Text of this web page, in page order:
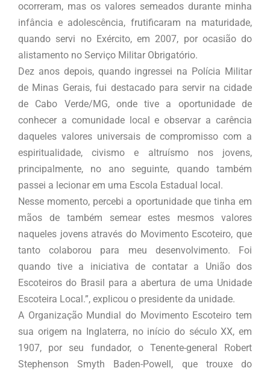
ocorreram, mas os valores semeados durante minha
infância e adolescência, frutificaram na maturidade,
quando servi no Exército, em 2007, por ocasião do
alistamento no Serviço Militar Obrigatório.
Dez anos depois, quando ingressei na Polícia Militar
de Minas Gerais, fui destacado para servir na cidade
de Cabo Verde/MG, onde tive a oportunidade de
conhecer a comunidade local e observar a carência
daqueles valores universais de compromisso com a
espiritualidade, civismo e altruísmo nos jovens,
principalmente, no ano seguinte, quando também
passei a lecionar em uma Escola Estadual local.
Nesse momento, percebi a oportunidade que tinha em
mãos de também semear estes mesmos valores
naqueles jovens através do Movimento Escoteiro, que
tanto colaborou para meu desenvolvimento. Foi
quando tive a iniciativa de contatar a União dos
Escoteiros do Brasil para a abertura de uma Unidade
Escoteira Local.”, explicou o presidente da unidade.
A Organização Mundial do Movimento Escoteiro tem
sua origem na Inglaterra, no início do século XX, em
1907, por seu fundador, o Tenente-general Robert
Stephenson Smyth Baden-Powell, que trouxe do